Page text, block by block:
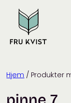
content
Hjem / Produkter